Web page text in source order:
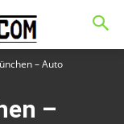
– Auto
–